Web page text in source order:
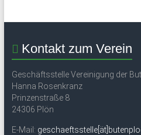
Kontakt zum Verein
Geschäftsstelle Vereinigung der
Hanna Rosenkranz
Prinzenstraße 8
24306 Plön
E-Mail: